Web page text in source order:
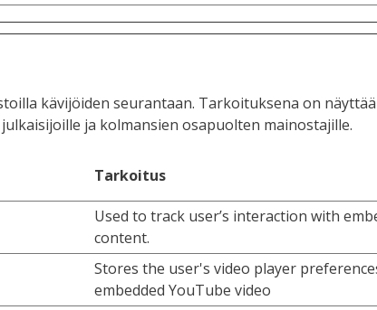
kävijöiden seurantaan. Tarkoituksena on
ja kolmansien osapuolten mainostajille.
Tarkoitus
Used to track user’s interaction with
content.
Stores the user's video player
embedded YouTube video